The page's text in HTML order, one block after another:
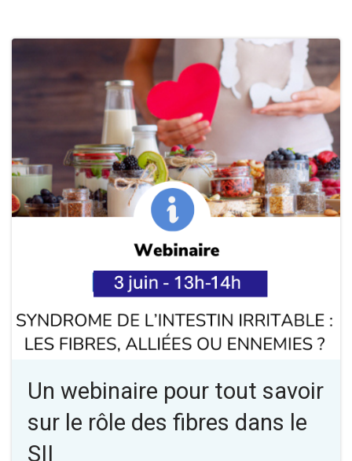
Un webinaire pour tout savoir
sur le rôle des fibres dans le
SII